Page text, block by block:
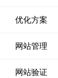
优化方案
网站管理
网站验证